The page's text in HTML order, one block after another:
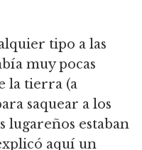
tipo a las
muy pocas
la tierra (a
saquear a los
lugareños estaban
aquí un